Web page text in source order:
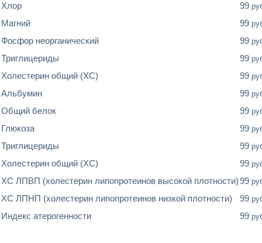
Хлор 99
Магний 99
Фосфор неорганический 99
Триглицериды 99
Холестерин общий (ХС) 99
Альбумин 99
Общий белок 99
Глюкоза 99
Триглицериды 99
Холестерин общий (ХС) 99
XC ЛПВП (холестерин липопротеинов высокой плотности)99
XC ЛПНП (холестерин липопротеинов низкой плотности) 99
Индекс атерогенности 99